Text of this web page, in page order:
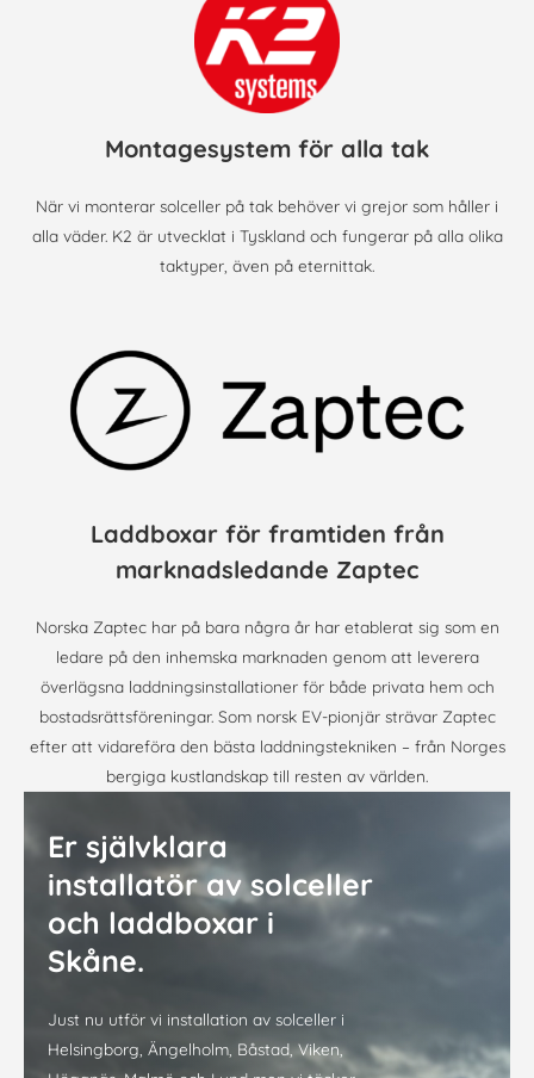
Montagesystem för alla tak
När vi monterar solceller på tak behöver vi grejor som håller i
alla väder. K2 är utvecklat i Tyskland och fungerar på alla olika
taktyper, även på eternittak.
Laddboxar för framtiden från
marknadsledande Zaptec
Norska Zaptec har på bara några år har etablerat sig som en
ledare på den inhemska marknaden genom att leverera
överlägsna laddningsinstallationer för både privata hem och
bostadsrättsföreningar. Som norsk EV-pionjär strävar Zaptec
efter att vidareföra den bästa laddningstekniken – från Norges
bergiga kustlandskap till resten av världen.
Er självklara
installatör av solceller
och laddboxar i
Skåne.
Just nu utför vi installation av solceller i
Helsingborg, Ängelholm, Båstad, Viken,